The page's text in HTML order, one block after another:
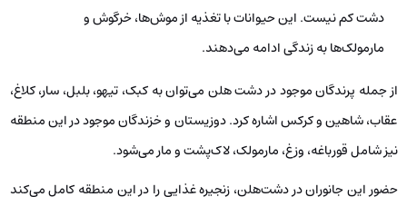
دشت کم نیست. این حیوانات با تغذیه از موش‌ها، خرگوش و
مارمولک‌ها به زندگی ادامه می‌دهند.
از جمله پرندگان موجود در دشت هلن می‌توان به کبک، تیهو، بلبل، سار، کلاغ،
عقاب، شاهین و کرکس اشاره کرد. دوزیستان و خزندگان موجود در این منطقه
نیز شامل قورباغه، وزغ، مارمولک، لاک‌پشت و مار می‌شود.
حضور این جانوران در دشت‌هلن، زنجیره غذایی را در این منطقه کامل می‌کند